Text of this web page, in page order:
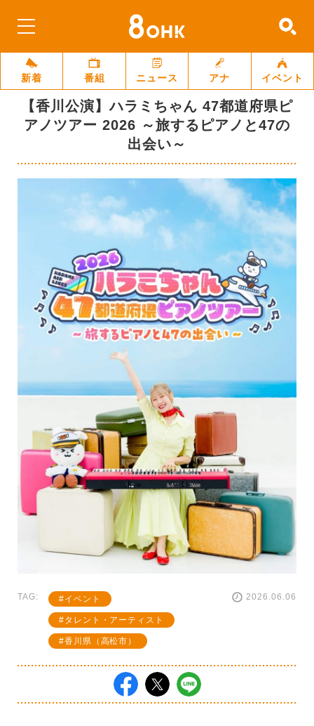
新着 番組 ニュース アナ イベント
【香川公演】ハラミちゃん 47都道府県ピ
アノツアー 2026 ～旅するピアノと47の
出会い～
TAG: イベント
タレント・アーティスト
香川県（高松市）
2026.06.06